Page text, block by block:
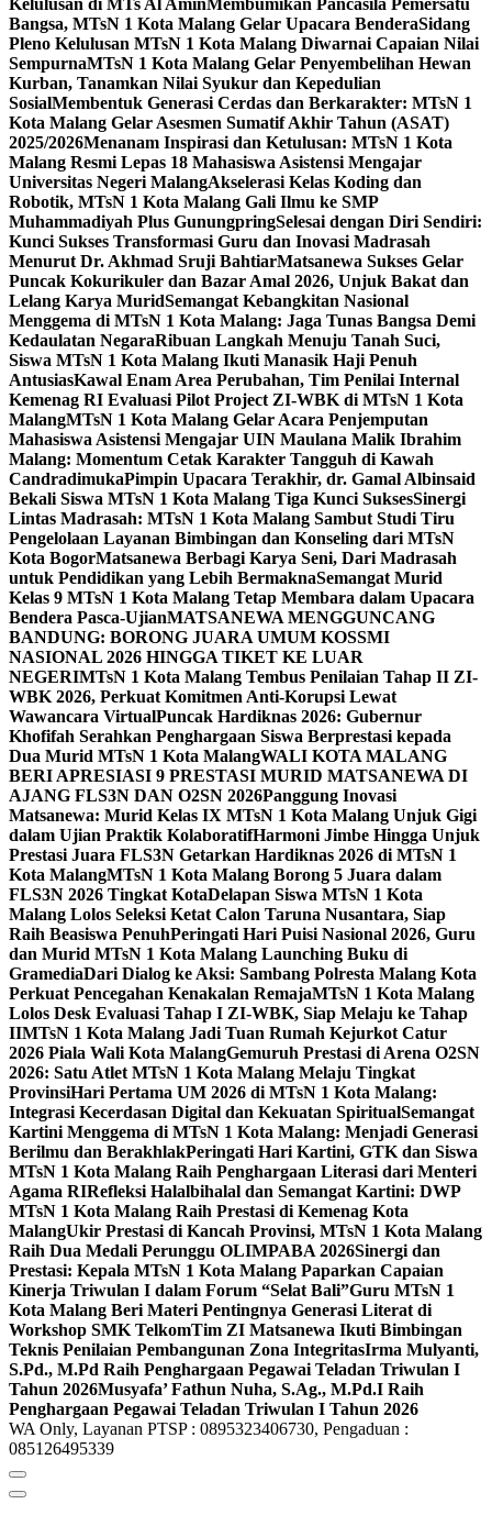
Kelulusan di MTs Al Amin Membumikan Pancasila Pemersatu
Bangsa, MTsN 1 Kota Malang Gelar Upacara BenderaSidang
Pleno Kelulusan MTsN 1 Kota Malang Diwarnai Capaian Nilai
SempurnaMTsN 1 Kota Malang Gelar Penyembelihan Hewan
Kurban, Tanamkan Nilai Syukur dan Kepedulian
SosialMembentuk Generasi Cerdas dan Berkarakter: MTsN 1
Kota Malang Gelar Asesmen Sumatif Akhir Tahun (ASAT)
2025/2026Menanam Inspirasi dan Ketulusan: MTsN 1 Kota
Malang Resmi Lepas 18 Mahasiswa Asistensi Mengajar
Universitas Negeri MalangAkselerasi Kelas Koding dan
Robotik, MTsN 1 Kota Malang Gali Ilmu ke SMP
Muhammadiyah Plus GunungpringSelesai dengan Diri Sendiri:
Kunci Sukses Transformasi Guru dan Inovasi Madrasah
Menurut Dr. Akhmad Sruji BahtiarMatsanewa Sukses Gelar
Puncak Kokurikuler dan Bazar Amal 2026, Unjuk Bakat dan
Lelang Karya MuridSemangat Kebangkitan Nasional
Menggema di MTsN 1 Kota Malang: Jaga Tunas Bangsa Demi
Kedaulatan NegaraRibuan Langkah Menuju Tanah Suci,
Siswa MTsN 1 Kota Malang Ikuti Manasik Haji Penuh
AntusiasKawal Enam Area Perubahan, Tim Penilai Internal
Kemenag RI Evaluasi Pilot Project ZI-WBK di MTsN 1 Kota
MalangMTsN 1 Kota Malang Gelar Acara Penjemputan
Mahasiswa Asistensi Mengajar UIN Maulana Malik Ibrahim
Malang: Momentum Cetak Karakter Tangguh di Kawah
CandradimukaPimpin Upacara Terakhir, dr. Gamal Albinsaid
Bekali Siswa MTsN 1 Kota Malang Tiga Kunci SuksesSinergi
Lintas Madrasah: MTsN 1 Kota Malang Sambut Studi Tiru
Pengelolaan Layanan Bimbingan dan Konseling dari MTsN
Kota BogorMatsanewa Berbagi Karya Seni, Dari Madrasah
untuk Pendidikan yang Lebih BermaknaSemangat Murid
Kelas 9 MTsN 1 Kota Malang Tetap Membara dalam Upacara
Bendera Pasca-UjianMATSANEWA MENGGUNCANG
BANDUNG: BORONG JUARA UMUM KOSSMI
NASIONAL 2026 HINGGA TIKET KE LUAR
NEGERIMTsN 1 Kota Malang Tembus Penilaian Tahap II ZI-
WBK 2026, Perkuat Komitmen Anti-Korupsi Lewat
Wawancara VirtualPuncak Hardiknas 2026: Gubernur
Khofifah Serahkan Penghargaan Siswa Berprestasi kepada
Dua Murid MTsN 1 Kota MalangWALI KOTA MALANG
BERI APRESIASI 9 PRESTASI MURID MATSANEWA DI
AJANG FLS3N DAN O2SN 2026Panggung Inovasi
Matsanewa: Murid Kelas IX MTsN 1 Kota Malang Unjuk Gigi
dalam Ujian Praktik KolaboratifHarmoni Jimbe Hingga Unjuk
Prestasi Juara FLS3N Getarkan Hardiknas 2026 di MTsN 1
Kota MalangMTsN 1 Kota Malang Borong 5 Juara dalam
FLS3N 2026 Tingkat KotaDelapan Siswa MTsN 1 Kota
Malang Lolos Seleksi Ketat Calon Taruna Nusantara, Siap
Raih Beasiswa PenuhPeringati Hari Puisi Nasional 2026, Guru
dan Murid MTsN 1 Kota Malang Launching Buku di
GramediaDari Dialog ke Aksi: Sambang Polresta Malang Kota
Perkuat Pencegahan Kenakalan RemajaMTsN 1 Kota Malang
Lolos Desk Evaluasi Tahap I ZI-WBK, Siap Melaju ke Tahap
IIMTsN 1 Kota Malang Jadi Tuan Rumah Kejurkot Catur
2026 Piala Wali Kota MalangGemuruh Prestasi di Arena O2SN
2026: Satu Atlet MTsN 1 Kota Malang Melaju Tingkat
ProvinsiHari Pertama UM 2026 di MTsN 1 Kota Malang:
Integrasi Kecerdasan Digital dan Kekuatan SpiritualSemangat
Kartini Menggema di MTsN 1 Kota Malang: Menjadi Generasi
Berilmu dan BerakhlakPeringati Hari Kartini, GTK dan Siswa
MTsN 1 Kota Malang Raih Penghargaan Literasi dari Menteri
Agama RIRefleksi Halalbihalal dan Semangat Kartini: DWP
MTsN 1 Kota Malang Raih Prestasi di Kemenag Kota
MalangUkir Prestasi di Kancah Provinsi, MTsN 1 Kota Malang
Raih Dua Medali Perunggu OLIMPABA 2026Sinergi dan
Prestasi: Kepala MTsN 1 Kota Malang Paparkan Capaian
Kinerja Triwulan I dalam Forum “Selat Bali”Guru MTsN 1
Kota Malang Beri Materi Pentingnya Generasi Literat di
Workshop SMK TelkomTim ZI Matsanewa Ikuti Bimbingan
Teknis Penilaian Pembangunan Zona IntegritasIrma Mulyanti,
S.Pd., M.Pd Raih Penghargaan Pegawai Teladan Triwulan I
Tahun 2026Musyafa’ Fathun Nuha, S.Ag., M.Pd.I Raih
Penghargaan Pegawai Teladan Triwulan I Tahun 2026
WA Only, Layanan PTSP : 0895323406730, Pengaduan :
085126495339